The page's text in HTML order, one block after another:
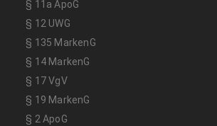
§ 11a ApoG
§ 12 UWG
§ 135 MarkenG
§ 14 MarkenG
§ 17 VgV
§ 19 MarkenG
§ 2 ApoG